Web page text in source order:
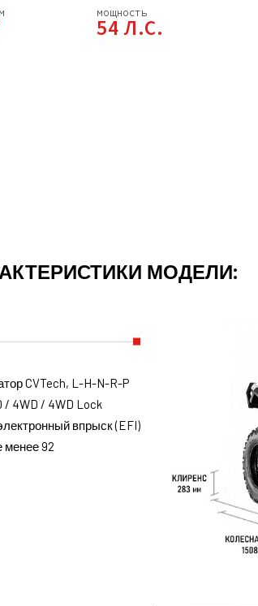
мощность
54 Л.С.
МОДЕЛИ:
CVTech, L-H-N-R-P
/ 4WD / 4WD Lock
впрыск (EFI)
менее 92